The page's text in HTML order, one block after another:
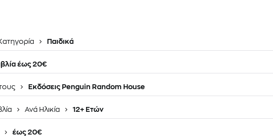
Παιδικά
έως 20€
Εκδόσεις Penguin Random House
Ανά Ηλικία 12+ Ετών
έως 20€